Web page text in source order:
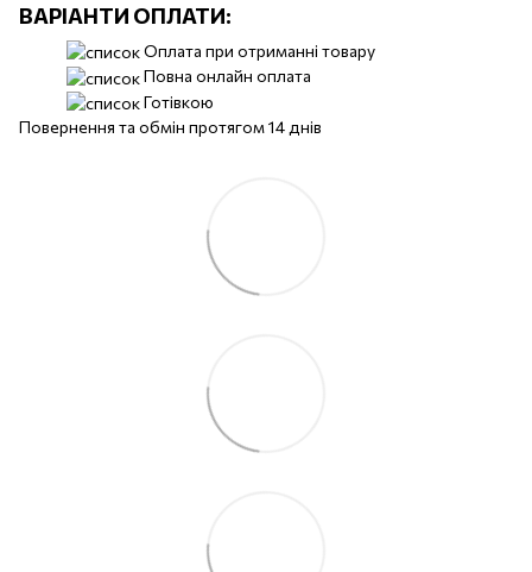
ВАРІАНТИ ОПЛАТИ:
Оплата при отриманні товару
Повна онлайн оплата
Готівкою
Повернення та обмін протягом 14 днів